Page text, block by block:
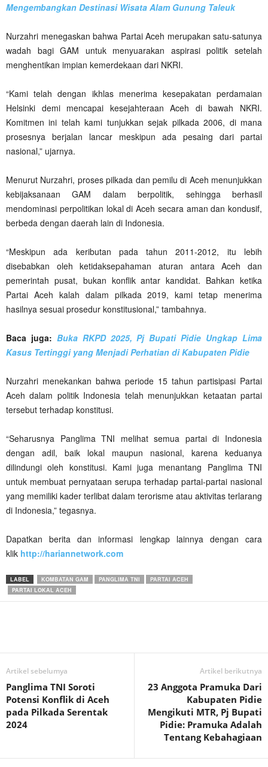
Mengembangkan Destinasi Wisata Alam Gunung Taleuk
Nurzahri menegaskan bahwa Partai Aceh merupakan satu-satunya
wadah bagi GAM untuk menyuarakan aspirasi politik setelah
menghentikan impian kemerdekaan dari NKRI.
“Kami telah dengan ikhlas menerima kesepakatan perdamaian
Helsinki demi mencapai kesejahteraan Aceh di bawah NKRI.
Komitmen ini telah kami tunjukkan sejak pilkada 2006, di mana
prosesnya berjalan lancar meskipun ada pesaing dari partai
nasional,” ujarnya.
Menurut Nurzahri, proses pilkada dan pemilu di Aceh menunjukkan
kebijaksanaan GAM dalam berpolitik, sehingga berhasil
mendominasi perpolitikan lokal di Aceh secara aman dan kondusif,
berbeda dengan daerah lain di Indonesia.
“Meskipun ada keributan pada tahun 2011-2012, itu lebih
disebabkan oleh ketidaksepahaman aturan antara Aceh dan
pemerintah pusat, bukan konflik antar kandidat. Bahkan ketika
Partai Aceh kalah dalam pilkada 2019, kami tetap menerima
hasilnya sesuai prosedur konstitusional,” tambahnya.
Baca juga: Buka RKPD 2025, Pj Bupati Pidie Ungkap Lima
Kasus Tertinggi yang Menjadi Perhatian di Kabupaten Pidie
Nurzahri menekankan bahwa periode 15 tahun partisipasi Partai
Aceh dalam politik Indonesia telah menunjukkan ketaatan partai
tersebut terhadap konstitusi.
“Seharusnya Panglima TNI melihat semua partai di Indonesia
dengan adil, baik lokal maupun nasional, karena keduanya
dilindungi oleh konstitusi. Kami juga menantang Panglima TNI
untuk membuat pernyataan serupa terhadap partai-partai nasional
yang memiliki kader terlibat dalam terorisme atau aktivitas terlarang
di Indonesia,” tegasnya.
Dapatkan berita dan informasi lengkap lainnya dengan cara
klik http://hariannetwork.com
LABEL KOMBATAN GAM PANGLIMA TNI
PARTAI ACEH
PARTAI LOKAL ACEH
Artikel sebelumya
Panglima TNI Soroti
Potensi Konflik di Aceh
pada Pilkada Serentak
2024
Artikel berikutnya
23 Anggota Pramuka Dari
Kabupaten Pidie
Mengikuti MTR, Pj Bupati
Pidie: Pramuka Adalah
Tentang Kebahagiaan